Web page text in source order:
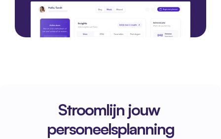
Stroomlijn jouw
personeelsplanning